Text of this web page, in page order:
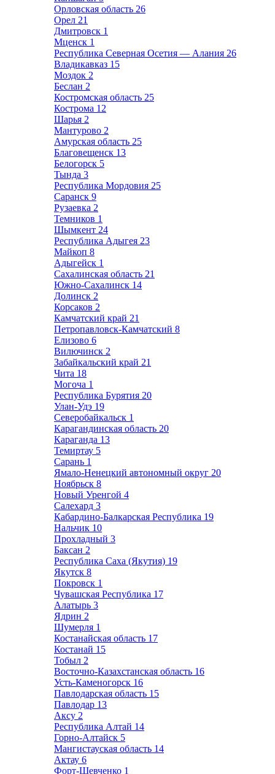
Орловская область 26
Орел 21
Дмитровск 1
Мценск 1
Республика Северная Осетия — Алания 26
Владикавказ 15
Моздок 2
Беслан 2
Костромская область 25
Кострома 12
Шарья 2
Мантурово 2
Амурская область 25
Благовещенск 13
Белогорск 5
Тында 3
Республика Мордовия 25
Саранск 9
Рузаевка 2
Темников 1
Шымкент 24
Республика Адыгея 23
Майкоп 8
Адыгейск 1
Сахалинская область 21
Южно-Сахалинск 14
Долинск 2
Корсаков 2
Камчатский край 21
Петропавловск-Камчатский 8
Елизово 6
Вилючинск 2
Забайкальский край 21
Чита 18
Могоча 1
Республика Бурятия 20
Улан-Удэ 19
Северобайкальск 1
Карагандинская область 20
Караганда 13
Темиртау 5
Сарань 1
Ямало-Ненецкий автономный округ 20
Ноябрьск 8
Новый Уренгой 4
Салехард 3
Кабардино-Балкарская Республика 19
Нальчик 10
Прохладный 3
Баксан 2
Республика Саха (Якутия) 19
Якутск 8
Покровск 1
Чувашская Республика 17
Алатырь 3
Ядрин 2
Шумерля 1
Костанайская область 17
Костанай 15
Тобыл 2
Восточно-Казахстанская область 16
Усть-Каменогорск 16
Павлодарская область 15
Павлодар 13
Аксу 2
Республика Алтай 14
Горно-Алтайск 5
Мангистауская область 14
Актау 6
Форт-Шевченко 1